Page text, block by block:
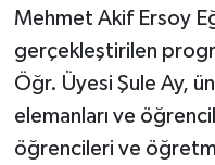
Mehmet Akif Ersoy
gerçekleştirilen
Öğr. Üyesi Şule Ay,
elemanları ve
öğrencileri ve